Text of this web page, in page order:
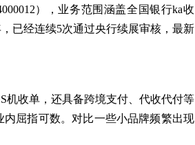
），业务范围涵盖全国银行ka收
已经连续5次通过央行续展审核，最新
机收单，还具备跨境支付、代收代付等
内屈指可数。对比一些小品牌频繁出现